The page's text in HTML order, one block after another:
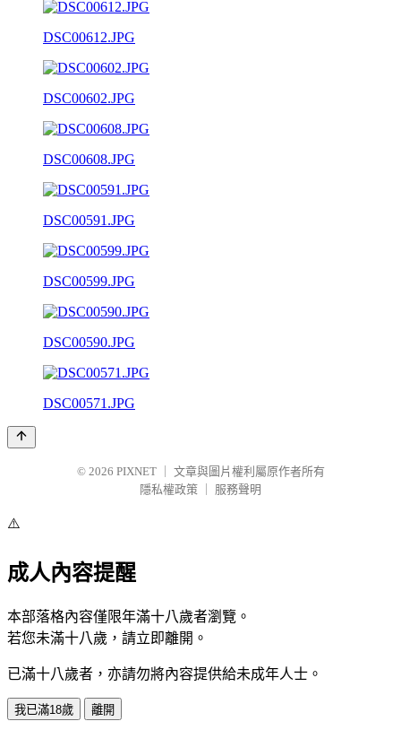
DSC00612.JPG
DSC00602.JPG
DSC00608.JPG
DSC00591.JPG
DSC00599.JPG
DSC00590.JPG
DSC00571.JPG
© 2026 PIXNET
文章與圖片權利屬原作者所有
隱私權政策
服務聲明
⚠️
成人內容提醒
本部落格內容僅限年滿十八歲者瀏覽。
若您未滿十八歲，請立即離開。
已滿十八歲者，亦請勿將內容提供給未成年人士。
我已滿18歲 離開